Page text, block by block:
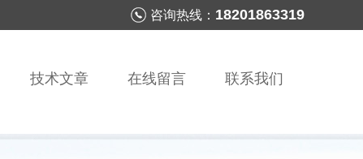
咨询热线： 18201863319
技术文章 在线留言 联系我们